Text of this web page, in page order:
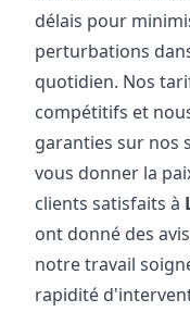
délais pour
perturbations
quotidien. Nos
compétitifs et
garanties sur nos
vous donner la
clients satisfaits à
ont donné des
notre travail
rapidité